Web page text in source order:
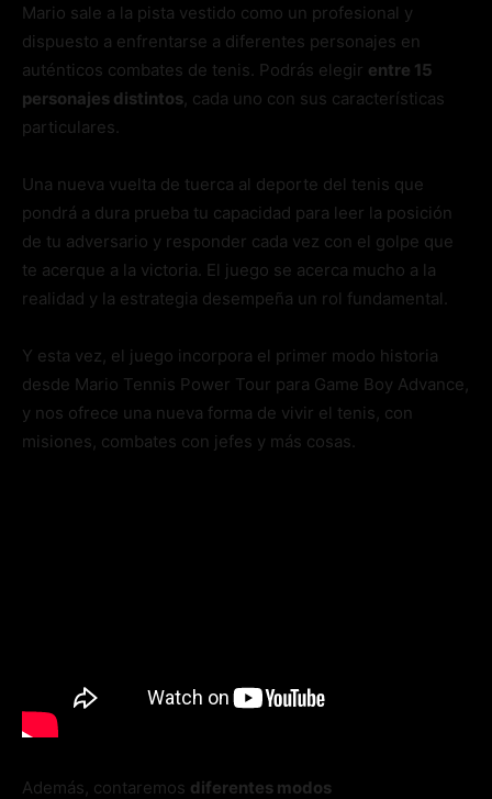
Mario sale a la pista vestido como un profesional y
dispuesto a enfrentarse a diferentes personajes en
auténticos combates de tenis. Podrás elegir entre 15
personajes distintos , cada uno con sus características
particulares.
Una nueva vuelta de tuerca al deporte del tenis que
pondrá a dura prueba tu capacidad para leer la posición
de tu adversario y responder cada vez con el golpe que
te acerque a la victoria. El juego se acerca mucho a la
realidad y la estrategia desempeña un rol fundamental.
Y esta vez, el juego incorpora el primer modo historia
desde Mario Tennis Power Tour para Game Boy Advance,
y nos ofrece una nueva forma de vivir el tenis, con
misiones, combates con jefes y más cosas.
Además, contaremos diferentes modos